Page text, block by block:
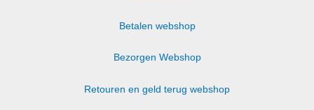
Betalen webshop
Bezorgen Webshop
Retouren en geld terug webshop